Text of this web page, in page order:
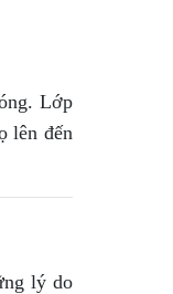
Lớp
lên đến
lý do